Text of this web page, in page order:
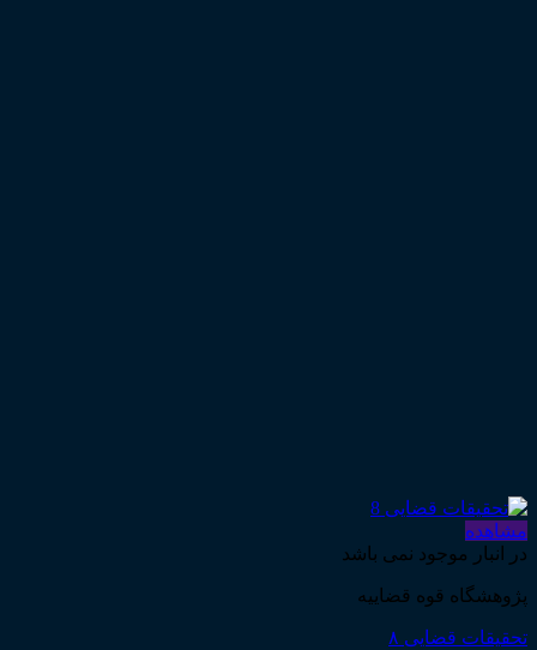
مشاهده
در انبار موجود نمی باشد
پژوهشگاه قوه قضاییه
تحقیقات قضایی ۸